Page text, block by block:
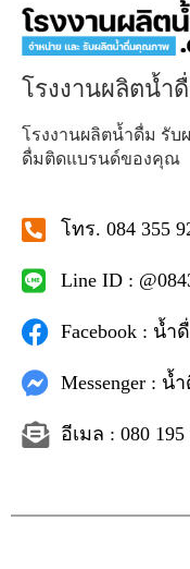
โรงงานผลิตน้ำ
โรงงานผลิตน้ำดื่ม รั
ดื่มติดแบรนด์ของคุณ
โทร. 084 355
Line ID :
Facebook : น้ำ
Messenger : น้
อีเมล : 080 195